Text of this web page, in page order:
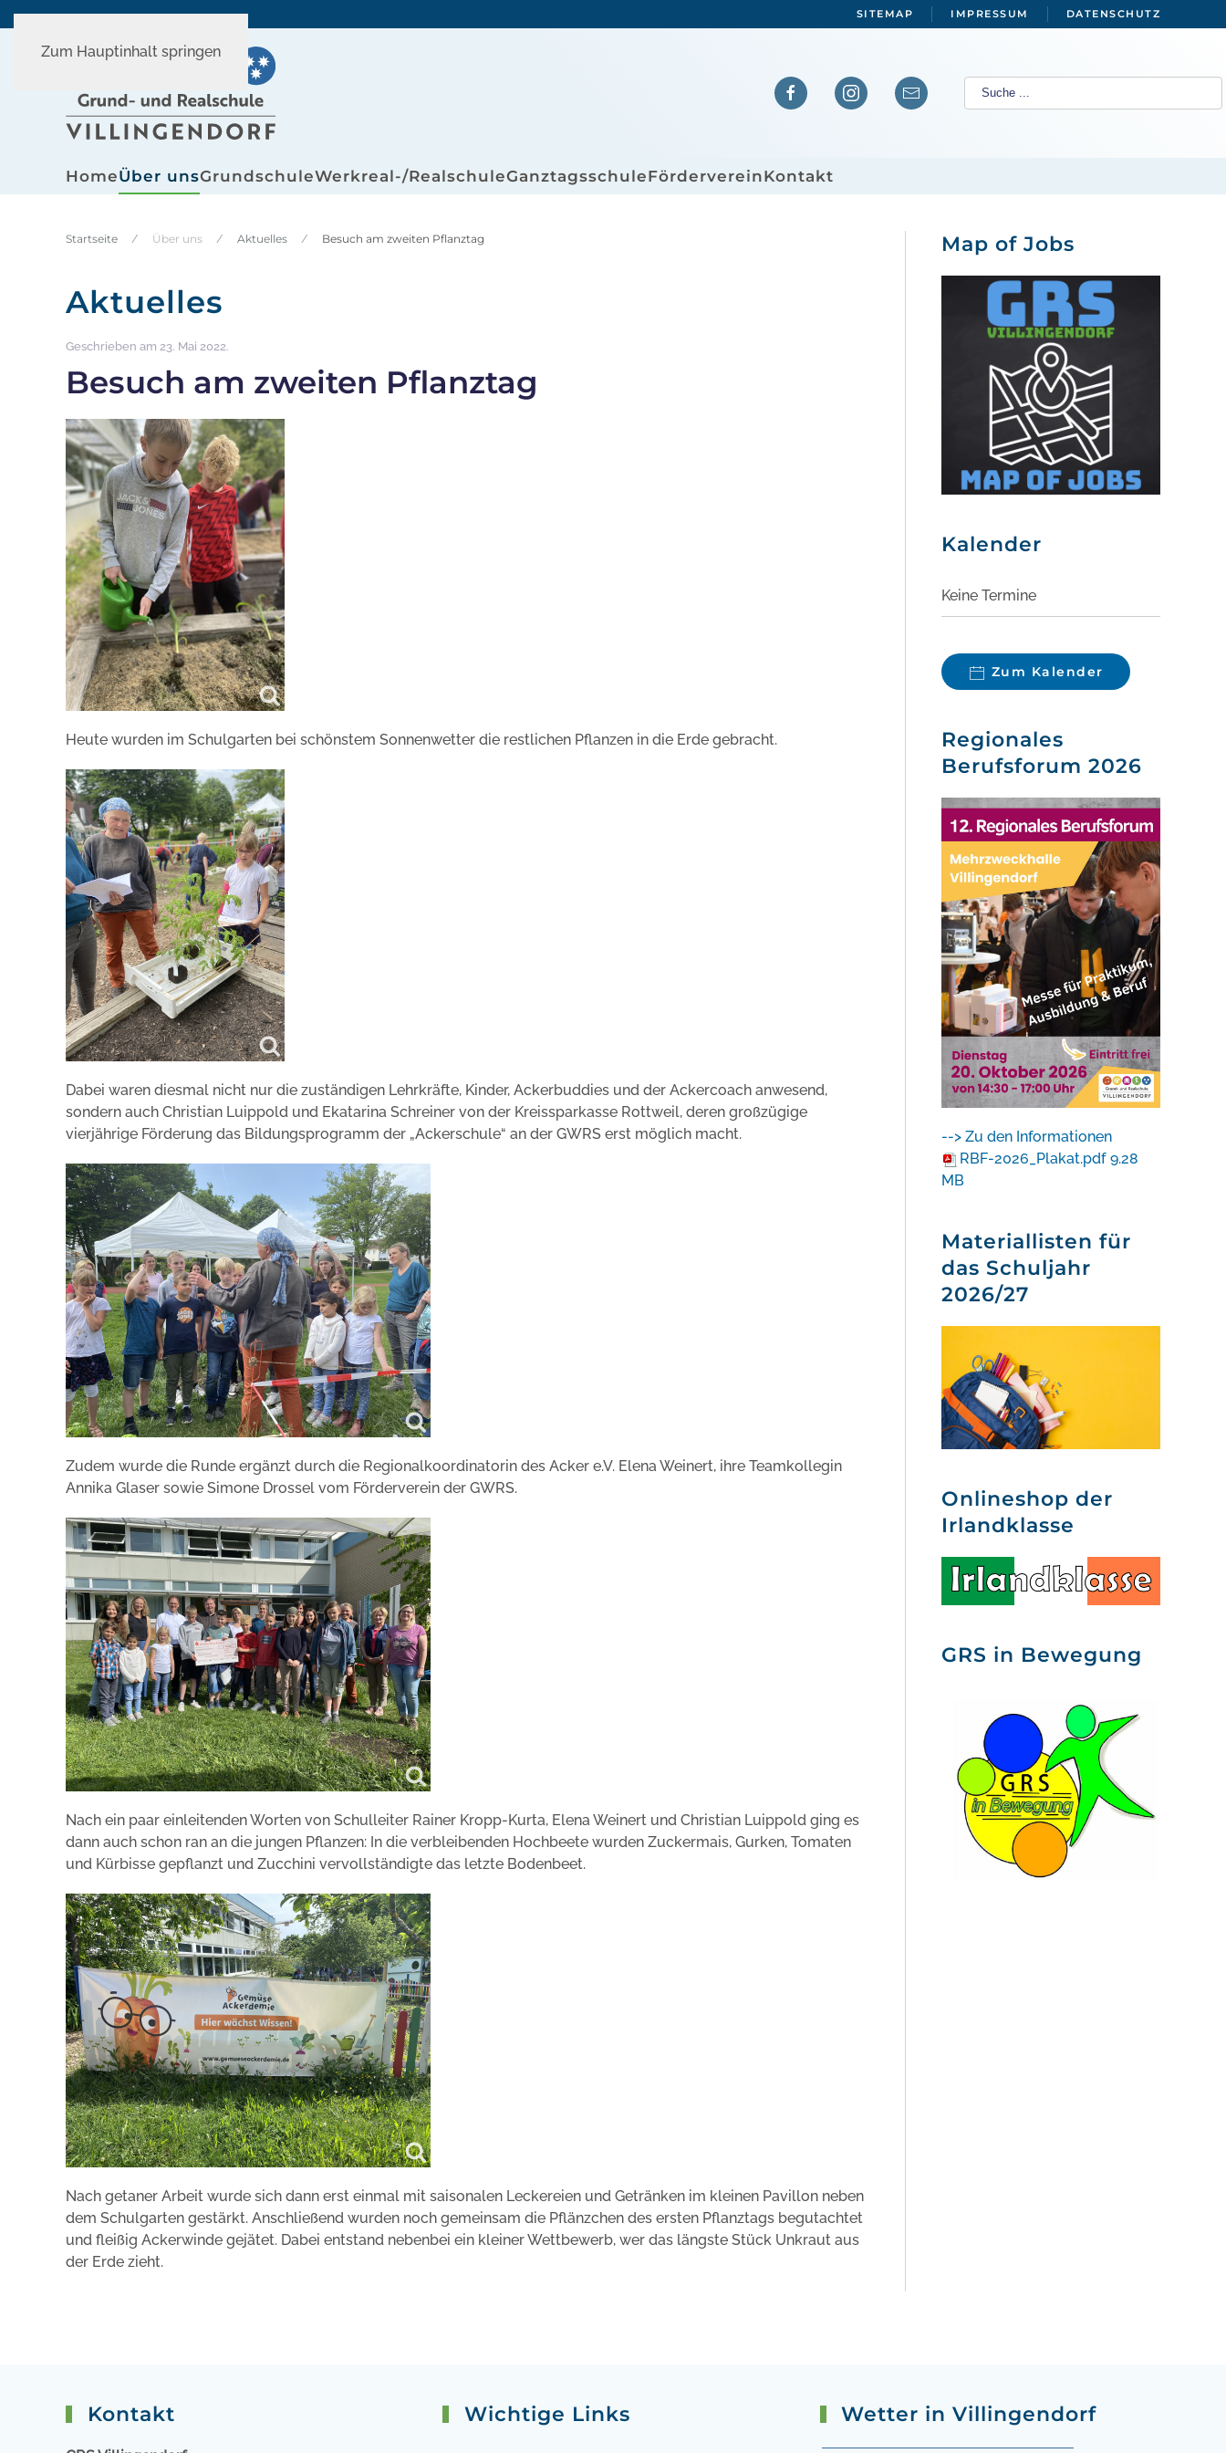
Zum Hauptinhalt springen
SITEMAP IMPRESSUM DATENSCHUTZ
HomeÜber unsGrundschuleWerkreal-/RealschuleGanztagsschuleFördervereinKontakt
Startseite Über uns Aktuelles Besuch am zweiten Pflanztag
Aktuelles
Geschrieben am 23. Mai 2022.
Besuch am zweiten Pflanztag
Heute wurden im Schulgarten bei schönstem Sonnenwetter die restlichen Pflanzen in die Erde gebracht.
Dabei waren diesmal nicht nur die zuständigen Lehrkräfte, Kinder, Ackerbuddies und der Ackercoach anwesend,
sondern auch Christian Luippold und Ekatarina Schreiner von der Kreissparkasse Rottweil, deren großzügige
vierjährige Förderung das Bildungsprogramm der „Ackerschule“ an der GWRS erst möglich macht.
Zudem wurde die Runde ergänzt durch die Regionalkoordinatorin des Acker e.V. Elena Weinert, ihre Teamkollegin
Annika Glaser sowie Simone Drossel vom Förderverein der GWRS.
Nach ein paar einleitenden Worten von Schulleiter Rainer Kropp-Kurta, Elena Weinert und Christian Luippold ging es
dann auch schon ran an die jungen Pflanzen: In die verbleibenden Hochbeete wurden Zuckermais, Gurken, Tomaten
und Kürbisse gepflanzt und Zucchini vervollständigte das letzte Bodenbeet.
Nach getaner Arbeit wurde sich dann erst einmal mit saisonalen Leckereien und Getränken im kleinen Pavillon neben
dem Schulgarten gestärkt. Anschließend wurden noch gemeinsam die Pflänzchen des ersten Pflanztags begutachtet
und fleißig Ackerwinde gejätet. Dabei entstand nebenbei ein kleiner Wettbewerb, wer das längste Stück Unkraut aus
der Erde zieht.
Map of Jobs
Kalender
Keine Termine
Zum Kalender
Regionales
Berufsforum 2026
--> Zu den Informationen
RBF-2026_Plakat.pdf 9.28
MB
Materiallisten für
das Schuljahr
2026/27
Onlineshop der
Irlandklasse
GRS in Bewegung
Kontakt Wichtige Links Wetter in Villingendorf